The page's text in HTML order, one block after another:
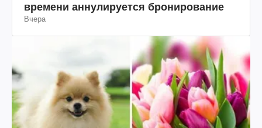
времени аннулируется бронирование
Вчера